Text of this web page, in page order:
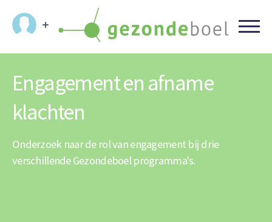
Engagement en afname
klachten
Onderzoek naar de rol van engagement bij drie
verschillende Gezondeboel programma's.